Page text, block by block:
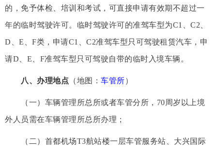
的，免予体检、培训和考试，可直接申请有效期不超过一
年的临时驾驶许可。临时驾驶许可的准驾车型为C1、C2、
D、E、F类，申请C1、C2准驾车型只可驾驶租赁汽车，申
请D、E、F准驾车型只可驾驶自带的临时入境车辆。
八、办理地点 （地图： 车管所）
（一）车辆管理所总所或者车管分所，70周岁以上境
外人员需在车辆管理所总所办理；
（二）首都机场T3航站楼一层车管服务站、大兴国际